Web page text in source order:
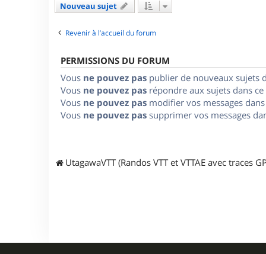
Nouveau sujet
Revenir à l’accueil du forum
PERMISSIONS DU FORUM
Vous ne pouvez pas publier de nouveaux sujets
Vous ne pouvez pas répondre aux sujets dans
Vous ne pouvez pas modifier vos messages
Vous ne pouvez pas supprimer vos messages
UtagawaVTT (Randos VTT et VTTAE avec traces